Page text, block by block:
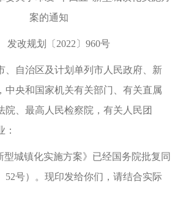
案的通知
发改规划〔2022〕960号
、自治区及计划单列市人民政府、新
中央和国家机关有关部门、有关直属
院、最高人民检察院，有关人民团
型城镇化实施方案》已经国务院批复同
52号）。现印发给你们，请结合实际